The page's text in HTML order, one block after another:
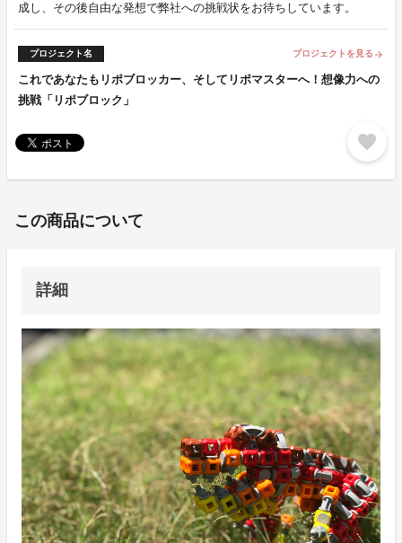
成し、その後自由な発想で弊社への挑戦状をお待ちしています。
プロジェクト名 プロジェクトを見る arrow_forward
これであなたもリポブロッカー、そしてリポマスターへ！想像力への
挑戦「リポブロック」
favorite
この商品について
詳細